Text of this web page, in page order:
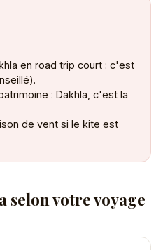
en road trip court : c'est
: Dakhla, c'est la
de vent si le kite est
selon votre voyage